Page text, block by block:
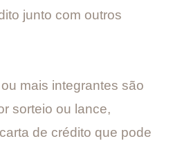
junto com outros
mais integrantes são
sorteio ou lance,
de crédito que pode